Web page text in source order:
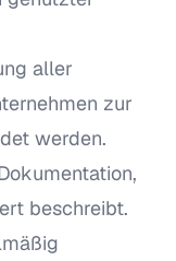
aller
zur
werden.
beschreibt.